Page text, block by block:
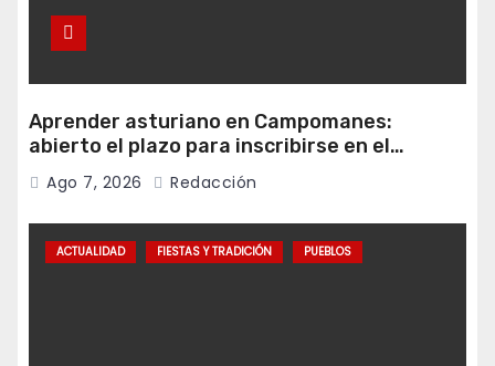
Aprender asturiano en Campomanes:
abierto el plazo para inscribirse en el
programa Falamos
Ago 7, 2026 Redacción
ACTUALIDAD FIESTAS Y TRADICIÓN PUEBLOS